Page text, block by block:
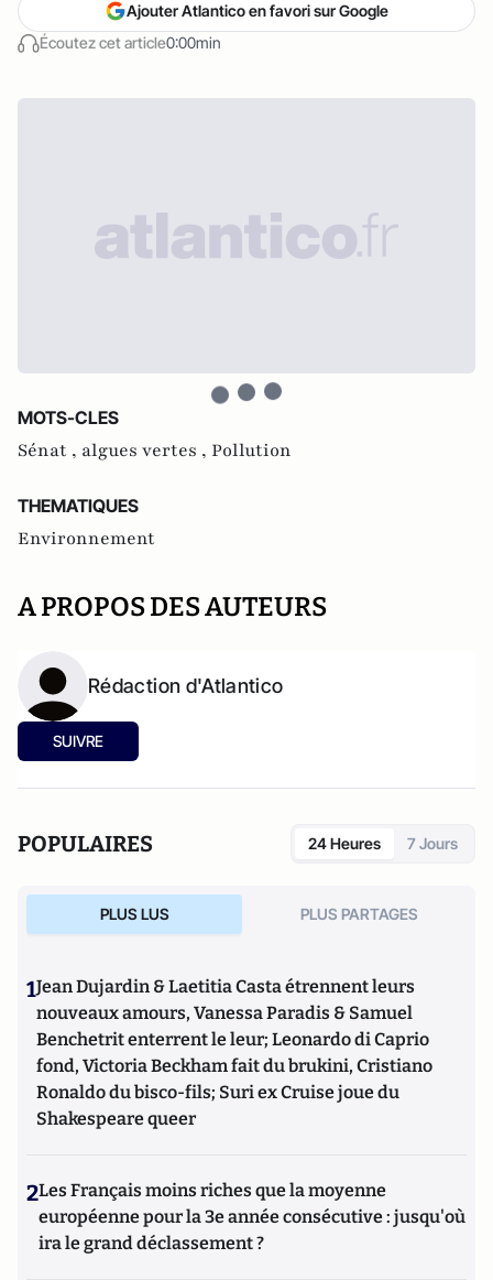
Écoutez cet article0:00min
Ajouter Atlantico en favori sur Google
MOTS-CLES
Sénat , algues vertes , Pollution
THEMATIQUES
Environnement
A PROPOS DES AUTEURS
Rédaction d'Atlantico
SUIVRE
POPULAIRES 24 Heures 7 Jours
PLUS LUS PLUS PARTAGES
1Jean Dujardin & Laetitia Casta étrennent leurs
nouveaux amours, Vanessa Paradis & Samuel
Benchetrit enterrent le leur; Leonardo di Caprio
fond, Victoria Beckham fait du brukini, Cristiano
Ronaldo du bisco-fils; Suri ex Cruise joue du
Shakespeare queer
2Les Français moins riches que la moyenne
européenne pour la 3e année consécutive : jusqu'où
ira le grand déclassement ?